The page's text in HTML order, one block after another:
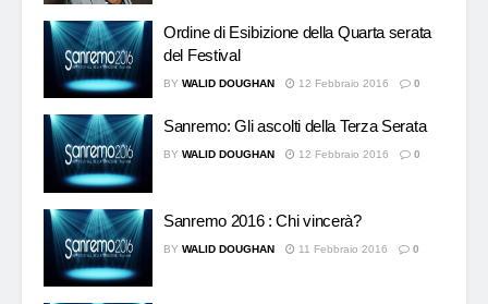
Ordine di Esibizione della Quarta serata
del Festival
BY WALID DOUGHAN 12 Febbraio 2016 0
Sanremo: Gli ascolti della Terza Serata
BY WALID DOUGHAN 12 Febbraio 2016 0
Sanremo 2016 : Chi vincerà?
BY WALID DOUGHAN 11 Febbraio 2016 0